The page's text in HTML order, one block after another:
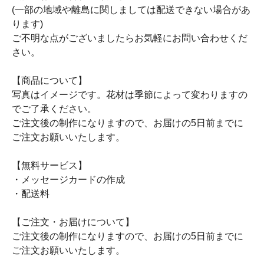
(一部の地域や離島に関しましては配送できない場合があ
ります)
ご不明な点がございましたらお気軽にお問い合わせくだ
さい。
【商品について】
写真はイメージです。花材は季節によって変わりますの
でご了承ください。
ご注文後の制作になりますので、お届けの5日前までに
ご注文お願いいたします。
【無料サービス】
・メッセージカードの作成
・配送料
【ご注文・お届けについて】
ご注文後の制作になりますので、お届けの5日前までに
ご注文お願いいたします。